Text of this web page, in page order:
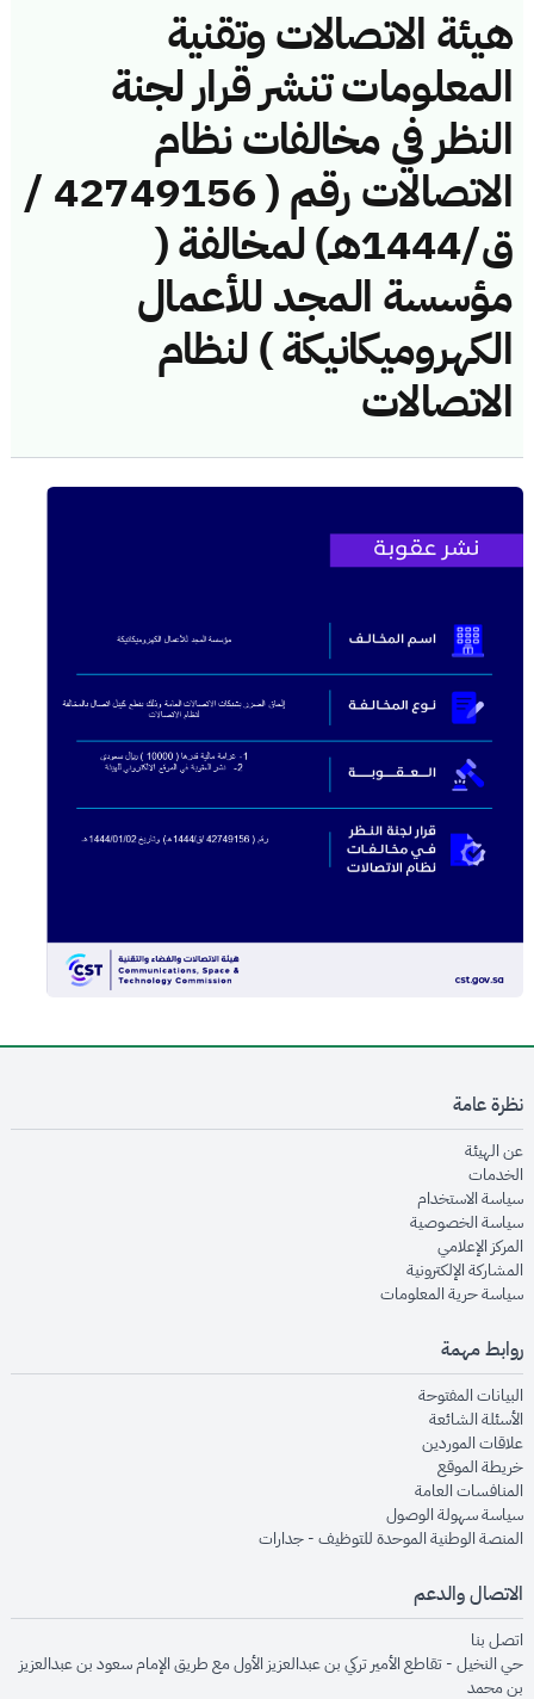
هيئة الاتصالات وتقنية
المعلومات تنشر قرار لجنة
النظر في مخالفات نظام
الاتصالات رقم ( 42749156 /
ق/1444هـ) لمخالفة (
مؤسسة المجد للأعمال
الكهروميكانيكة ) لنظام
الاتصالات
نظرة عامة
عن الهيئةopens in new window
الخدماتopens in new window
سياسة الاستخدام
سياسة الخصوصيةopens in new window
المركز الإعلاميopens in new window
المشاركة الإلكترونيةopens in new window
سياسة حرية المعلوماتopens in new window
روابط مهمة
البيانات المفتوحةopens in new window
الأسئلة الشائعةopens in new window
علاقات الموردينopens in new window
خريطة الموقعopens in new window
المنافسات العامةopens in new window
سياسة سهولة الوصولopens in new window
المنصة الوطنية الموحدة للتوظيف - جداراتopens in new window
الاتصال والدعم
اتصل بنا
حي النخيل - تقاطع الأمير تركي بن عبدالعزيز الأول مع طريق الإمام سعود بن عبدالعزيز
بن محمد